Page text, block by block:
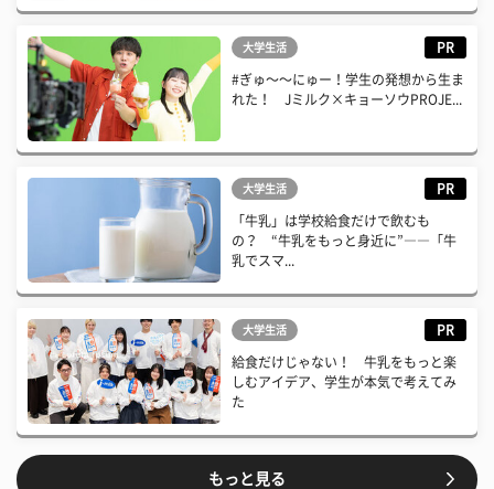
大学生活 PR
#ぎゅ〜〜にゅー！学生の発想から生ま
れた！ Jミルク×キョーソウPROJE...
大学生活 PR
「牛乳」は学校給食だけで飲むも
の？ “牛乳をもっと身近に”――「牛
乳でスマ...
大学生活 PR
給食だけじゃない！ 牛乳をもっと楽
しむアイデア、学生が本気で考えてみ
た
もっと見る